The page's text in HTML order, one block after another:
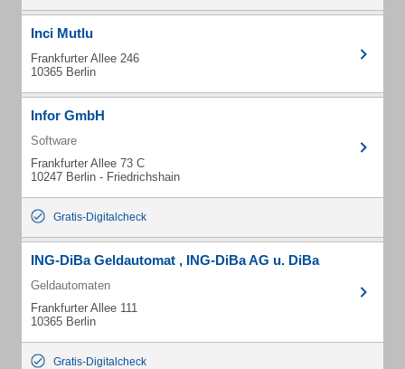
Inci Mutlu
Frankfurter Allee 246
10365 Berlin
Infor GmbH
Software
Frankfurter Allee 73 C
10247 Berlin - Friedrichshain
Gratis-Digitalcheck
ING-DiBa Geldautomat , ING-DiBa AG u. DiBa
Geldautomaten
Frankfurter Allee 111
10365 Berlin
Gratis-Digitalcheck